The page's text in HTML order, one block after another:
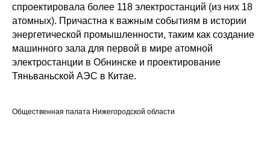
спроектировала более 118 электростанций (из них 18
атомных). Причастна к важным событиям в истории
энергетической промышленности, таким как создание
машинного зала для первой в мире атомной
электростанции в Обнинске и проектирование
Тяньваньской АЭС в Китае.
Общественная палата Нижегородской области